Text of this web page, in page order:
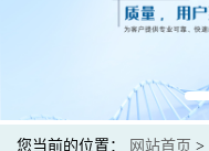
您当前的位置： 网站首页 >